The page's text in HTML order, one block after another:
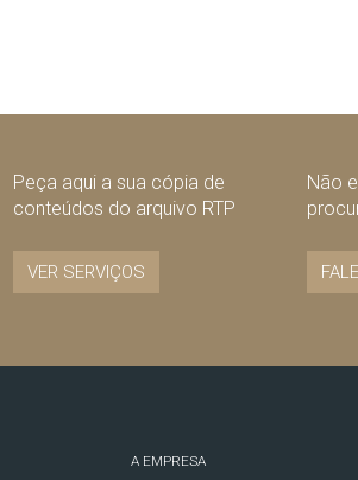
Peça aqui a sua cópia de
conteúdos do arquivo RTP
VER SERVIÇOS
Não
A EMPRESA